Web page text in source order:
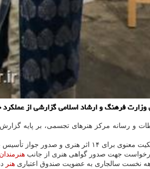
اسلامی گزارشی از عملکرد خود در طول ۶ ماهه نخست
هنرمندان
نخست سالجاری به عضویت صندوق اعتباری هنر